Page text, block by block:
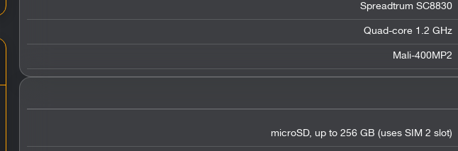
Spreadtrum SC8830
Quad-core 1.2 GHz
Mali-400MP2
microSD, up to 256 GB (uses SIM 2 slot)